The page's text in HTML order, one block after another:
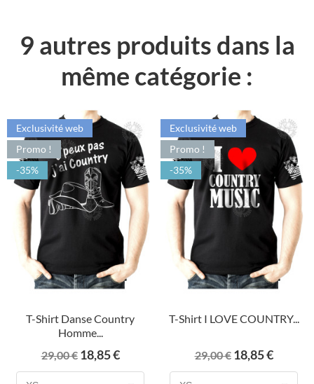
9 autres produits dans la
même catégorie :
T-Shirt Danse Country
Homme...
Prix
de
29,00 € Prix
18,85 €
Exclusivité web
Promo !
-35%
T-Shirt I LOVE COUNTRY...
Prix
de
29,00 € Prix
18,85 €
Exclusivité web
Promo !
-35%